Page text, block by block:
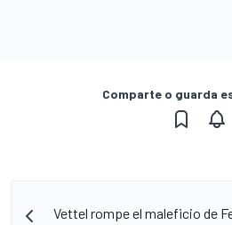
Comparte o guarda
Vettel rompe el maleficio de